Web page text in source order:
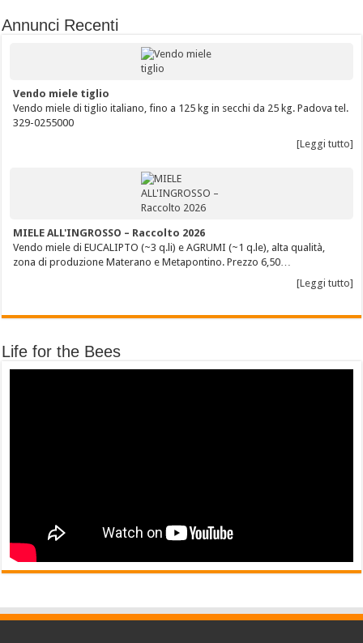
Annunci Recenti
Vendo miele tiglio
Vendo miele di tiglio italiano, fino a 125 kg in secchi da 25 kg. Padova tel.
329-0255000
[Leggi tutto]
MIELE ALL'INGROSSO – Raccolto 2026
Vendo miele di EUCALIPTO (~3 q.li) e AGRUMI (~1 q.le), alta qualità,
zona di produzione Materano e Metapontino. Prezzo 6,50…
[Leggi tutto]
Life for the Bees